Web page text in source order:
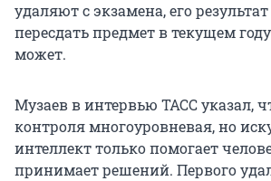
удаляют с экзамена, его
пересдать предмет в текущем
может.
Музаев в интервью ТАСС указал,
контроля многоуровневая, но
интеллект только помогает
принимает решений. Первого